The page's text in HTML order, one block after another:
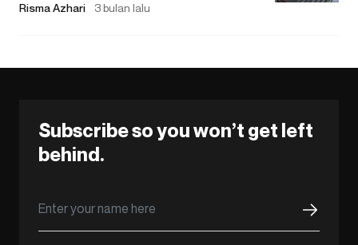
Risma Azhari 3 bulan lalu
Subscribe so you won’t get left
behind.